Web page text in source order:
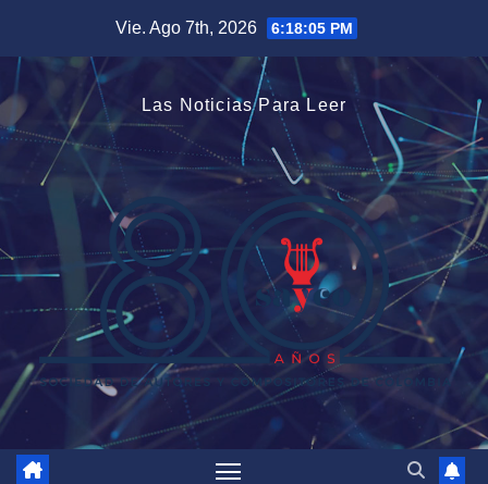
contenido
Vie. Ago 7th, 2026 6:18:05 PM
Las Noticias Para Leer